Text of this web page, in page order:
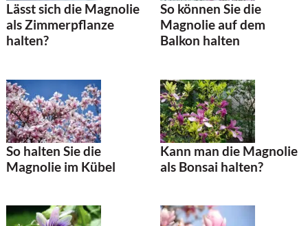
Lässt sich die Magnolie
als Zimmerpflanze
halten?
So können Sie die
Magnolie auf dem
Balkon halten
So halten Sie die
Magnolie im Kübel
Kann man die Magnolie
als Bonsai halten?